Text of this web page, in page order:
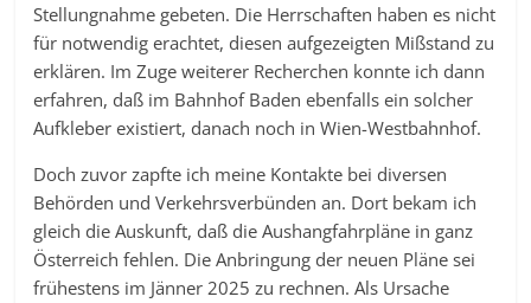
Stellungnahme gebeten. Die Herrschaften haben es nicht
für notwendig erachtet, diesen aufgezeigten Mißstand zu
erklären. Im Zuge weiterer Recherchen konnte ich dann
erfahren, daß im Bahnhof Baden ebenfalls ein solcher
Aufkleber existiert, danach noch in Wien-Westbahnhof.
Doch zuvor zapfte ich meine Kontakte bei diversen
Behörden und Verkehrsverbünden an. Dort bekam ich
gleich die Auskunft, daß die Aushangfahrpläne in ganz
Österreich fehlen. Die Anbringung der neuen Pläne sei
frühestens im Jänner 2025 zu rechnen. Als Ursache